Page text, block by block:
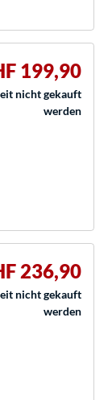
199,90
nicht gekauft
werden
236,90
nicht gekauft
werden